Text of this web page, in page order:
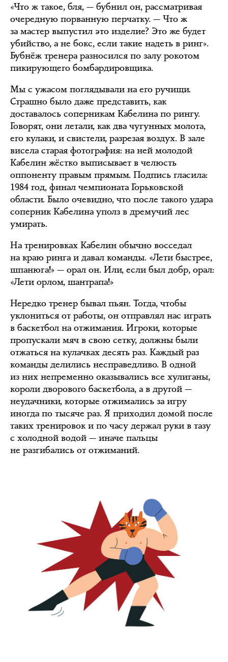
«Что ж такое, бля, — бубнил он, рассматривая
очередную порванную перчатку. — Что ж
за мастер выпустил это изделие? Это же будет
убийство, а не бокс, если такие надеть в ринг».
Бубнёж тренера разносился по залу рокотом
пикирующего бомбардировщика.
Мы с ужасом поглядывали на его ручищи.
Страшно было даже представить, как
доставалось соперникам Кабелина по рингу.
Говорят, они летали, как два чугунных молота,
его кулаки, и свистели, разрезая воздух. В зале
висела старая фотография: на ней молодой
Кабелин жёстко выписывает в челюсть
оппоненту правым прямым. Подпись гласила:
1984 год, финал чемпионата Горьковской
области. Было очевидно, что после такого удара
соперник Кабелина уполз в дремучий лес
умирать.
На тренировках Кабелин обычно восседал
на краю ринга и давал команды. «Лети быстрее,
шпанюга!» — орал он. Или, если был добр, орал:
«Лети орлом, шантрапа!»
Нередко тренер бывал пьян. Тогда, чтобы
уклониться от работы, он отправлял нас играть
в баскетбол на отжимания. Игроки, которые
пропускали мяч в свою сетку, должны были
отжаться на кулачках десять раз. Каждый раз
команды делились несправедливо. В одной
из них непременно оказывались все хулиганы,
короли дворового баскетбола, а в другой —
неудачники, которые отжимались за игру
иногда по тысяче раз. Я приходил домой после
таких тренировок и по часу держал руки в тазу
с холодной водой — иначе пальцы
не разгибались от отжиманий.